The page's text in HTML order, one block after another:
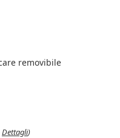
removibile
Dettagli)